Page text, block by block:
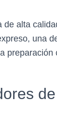
alta
una